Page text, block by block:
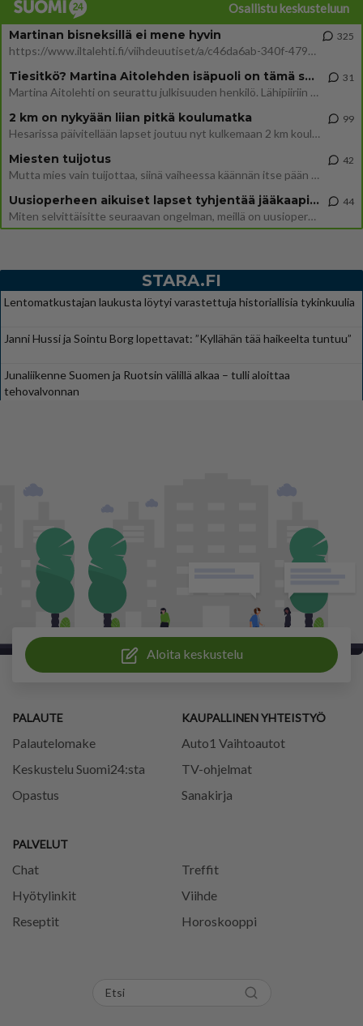
Osallistu keskusteluun
Martinan bisneksillä ei mene hyvin
https://www.iltalehti.fi/viihdeuutiset/a/c46da6ab-340f-4790-aaa7-0865eed2336 Yrityksen konkurssihakemus on tullut kärä
325
Tiesitkö? Martina Aitolehden isäpuoli on tämä suosittu laulaja
Martina Aitolehti on seurattu julkisuuden henkilö. Lähipiiriin mahtuu muitakin tunnettuja henkilöitä. Tiesitkö, että Ma
31
2 km on nykyään liian pitkä koulumatka
Hesarissa päivitellään lapset joutuu nyt kulkemaan 2 km kouluun jösses. Ruostefillarilla tuo matka menee vaikka miten äk
99
Miesten tuijotus
Mutta mies vain tuijottaa, siinä vaiheessa käännän itse pään pois. Mikä juttu? Yleensä jos joku tuijottaa tai katsoo, hä
42
Uusioperheen aikuiset lapset tyhjentää jääkaapin käydessään
Miten selvittäisitte seuraavan ongelman, meillä on uusioperhe, minulla teini-ikäiset lapset ja puolisolla aikuiset, jotk
44
STARA.FI
Lentomatkustajan laukusta löytyi varastettuja historiallisia tykinkuulia
Janni Hussi ja Sointu Borg lopettavat: ”Kyllähän tää haikeelta tuntuu”
Junaliikenne Suomen ja Ruotsin välillä alkaa – tulli aloittaa
tehovalvonnan
Aloita keskustelu
PALAUTE
Palautelomake
Keskustelu Suomi24:sta
Opastus
PALVELUT
Chat
Treffit
Hyötylinkit
Viihde
Reseptit
Horoskooppi
KAUPALLINEN YHTEISTYÖ
Auto1 Vaihtoautot
TV-ohjelmat
Sanakirja